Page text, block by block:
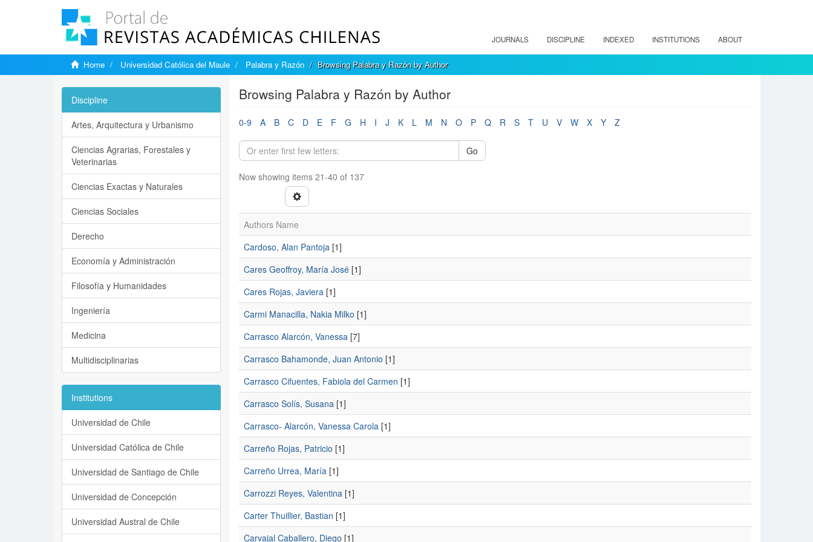
JOURNALS DISCIPLINE INDEXED INSTITUTIONS ABOUT
Home Universidad Católica del Maule Palabra y Razón Browsing Palabra y Razón by Author
Browsing Palabra y Razón by Author
0-9 A B C D E F G H I J K L M N O P Q R S T U V W X Y Z
Go
Now showing items 21-40 of 137
Authors Name
Cardoso, Alan Pantoja[1]
Cares Geoffroy, María José[1]
Cares Rojas, Javiera[1]
Carmi Manacilla, Nakia Milko [1]
Carrasco Alarcón, Vanessa[7]
Carrasco Bahamonde, Juan Antonio [1]
Carrasco Cifuentes, Fabiola del Carmen [1]
Carrasco Solís, Susana[1]
Carrasco- Alarcón, Vanessa Carola[1]
Carreño Rojas, Patricio [1]
Carreño Urrea, María[1]
Carrozzi Reyes, Valentina[1]
Carter Thuillier, Bastian [1]
Carvajal Caballero, Diego [1]
Discipline
Artes, Arquitectura y Urbanismo
Ciencias Agrarias, Forestales y
Veterinarias
Ciencias Exactas y Naturales
Ciencias Sociales
Derecho
Economía y Administración
Filosofía y Humanidades
Ingeniería
Medicina
Multidisciplinarias
Institutions
Universidad de Chile
Universidad Católica de Chile
Universidad de Santiago de Chile
Universidad de Concepción
Universidad Austral de Chile